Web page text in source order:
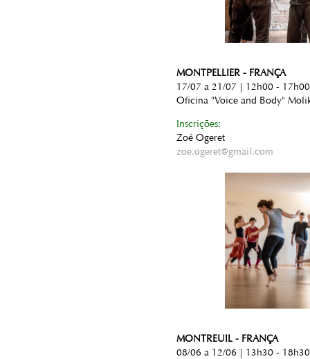
MONTPELLIER - FRANÇA
17/07 a 21/07 | 12h00 - 17h00
Oficina "Voice and Body"
Inscrições:
Zoé Ogeret
zoe.ogeret@gmail.com
MONTREUIL - FRANÇA
08/06 a 12/06 | 13h30 - 18h30